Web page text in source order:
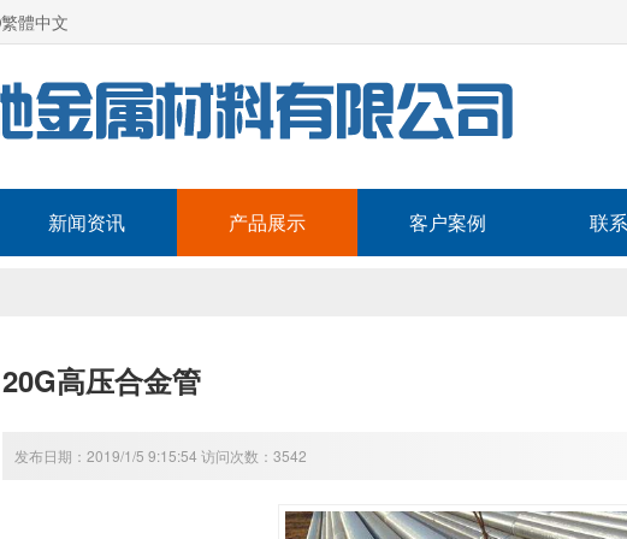
繁體中文
新闻资讯 产品展示 客户案例 联
20G高压合金管
发布日期：2019/1/5 9:15:54 访问次数：3542